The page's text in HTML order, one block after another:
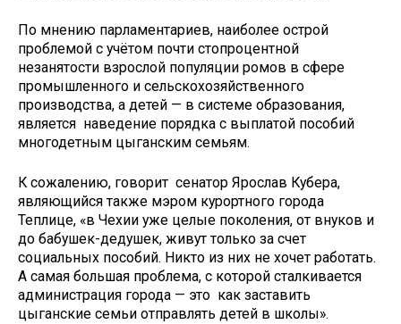
По мнению парламентариев, наиболее острой
проблемой с учётом почти стопроцентной
незанятости взрослой популяции ромов в сфере
промышленного и сельскохозяйственного
производства, а детей — в системе образования,
является наведение порядка с выплатой пособий
многодетным цыганским семьям.
К сожалению, говорит сенатор Ярослав Кубера,
являющийся также мэром курортного города
Теплице, «в Чехии уже целые поколения, от внуков и
до бабушек-дедушек, живут только за счет
социальных пособий. Никто из них не хочет работать.
А самая большая проблема, с которой сталкивается
администрация города — это как заставить
цыганские семьи отправлять детей в школы».